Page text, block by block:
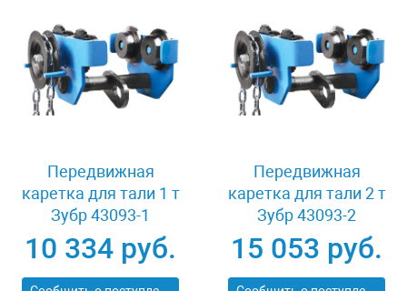
Передвижная
каретка для тали 1 т
Зубр 43093-1
10 334 руб.
Передвижная
каретка для тали 2 т
Зубр 43093-2
15 053 руб.